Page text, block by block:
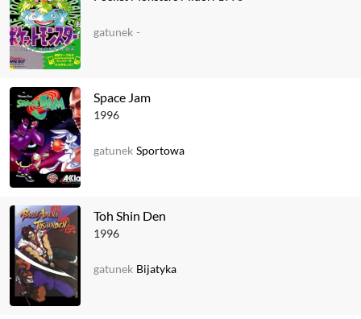
gatunek -
Space Jam
1996
gatunek Sportowa
Toh Shin Den
1996
gatunek Bijatyka